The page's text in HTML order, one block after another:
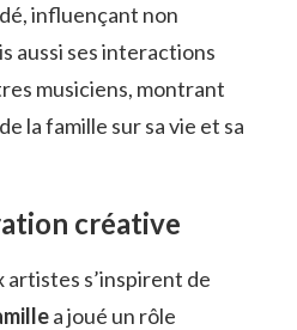
influençant non
aussi ses interactions
musiciens, montrant
la famille sur sa vie et sa
créative
artistes s’inspirent de
a joué un rôle